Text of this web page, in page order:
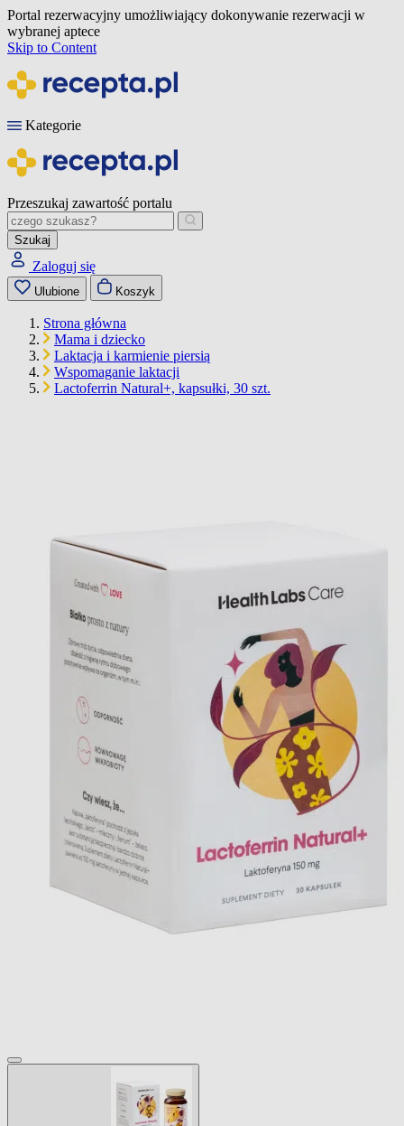
Portal rezerwacyjny umożliwiający dokonywanie rezerwacji w
wybranej aptece
Skip to Content
Kategorie
Przeszukaj zawartość portalu
Szukaj
Zaloguj się
Ulubione Koszyk
Strona główna
Mama i dziecko
Laktacja i karmienie piersią
Wspomaganie laktacji
Lactoferrin Natural+, kapsułki, 30 szt.